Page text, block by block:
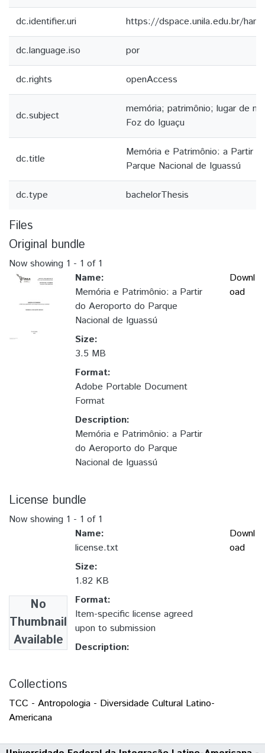
dc.identifier.uri https://dspace.unila.edu.br/
dc.language.iso por
dc.rights openAccess
dc.subject
memória; patrimônio; lugar de
Foz do Iguaçu
dc.title
Memória e Patrimônio: a Partir
Parque Nacional de Iguassú
dc.type bachelorThesis
Files
Original bundle
Now showing 1 - 1 of 1
Name:
Memória e Patrimônio: a Partir
do Aeroporto do Parque
Nacional de Iguassú
Size:
3.5 MB
Format:
Adobe Portable Document
Format
Description:
Memória e Patrimônio: a Partir
do Aeroporto do Parque
Nacional de Iguassú
Downl
oad
License bundle
Now showing 1 - 1 of 1
No
Thumbnail
Available
Name:
license.txt
Size:
1.82 KB
Format:
Item-specific license agreed
upon to submission
Description:
Downl
oad
Collections
TCC - Antropologia - Diversidade Cultural Latino-
Americana